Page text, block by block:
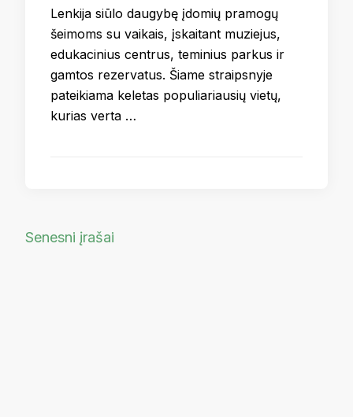
Lenkija siūlo daugybę įdomių pramogų
šeimoms su vaikais, įskaitant muziejus,
edukacinius centrus, teminius parkus ir
gamtos rezervatus. Šiame straipsnyje
pateikiama keletas populiariausių vietų,
kurias verta …
Navigacija
Senesni įrašai